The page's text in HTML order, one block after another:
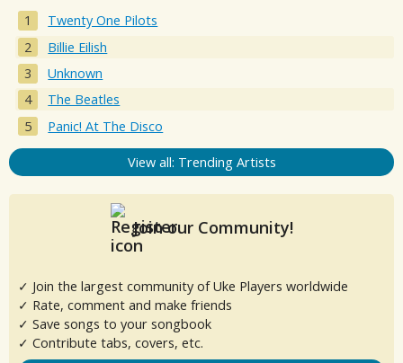
Twenty One Pilots
Billie Eilish
Unknown
The Beatles
Panic! At The Disco
View all: Trending Artists
Join our Community!
✓ Join the largest community of Uke Players worldwide
✓ Rate, comment and make friends
✓ Save songs to your songbook
✓ Contribute tabs, covers, etc.